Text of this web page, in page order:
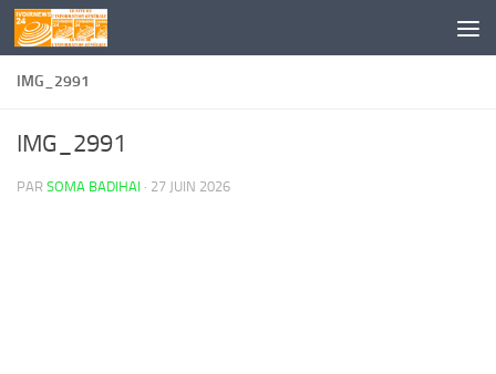
Skip to content
IMG_2991
IMG_2991
PAR SOMA BADIHAI · 27 JUIN 2026